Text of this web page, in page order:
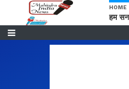
HOME